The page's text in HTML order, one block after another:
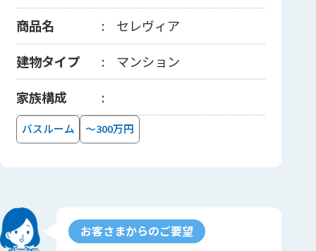
商品名
セレヴィア
建物タイプ
マンション
家族構成
バスルーム ～300万円
お客さまからのご要望